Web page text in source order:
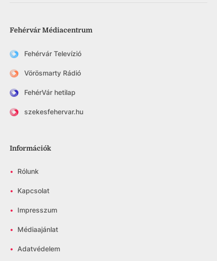
Fehérvár Médiacentrum
Fehérvár Televízió
Vörösmarty Rádió
FehérVár hetilap
szekesfehervar.hu
Információk
• Rólunk
• Kapcsolat
• Impresszum
• Médiaajánlat
• Adatvédelem